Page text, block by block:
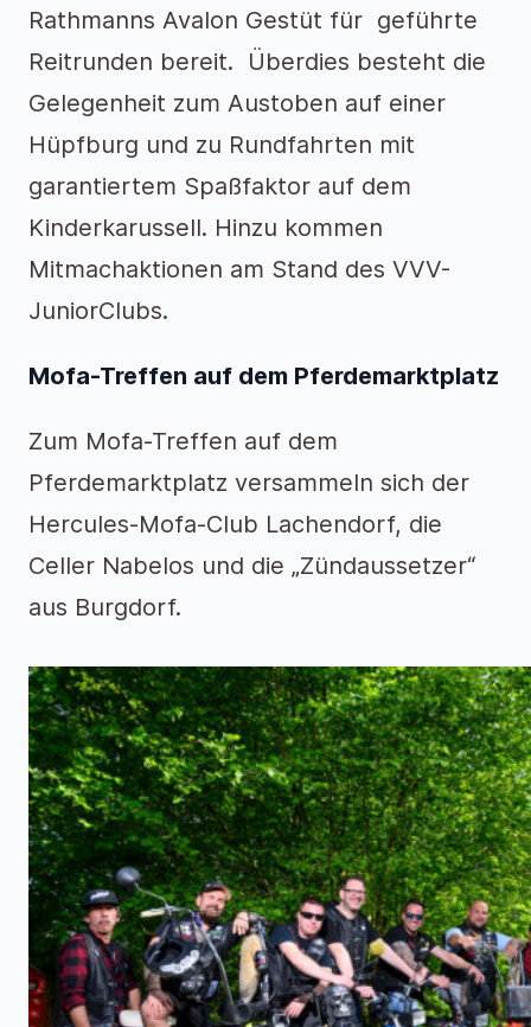
Rathmanns Avalon Gestüt für geführte
Reitrunden bereit. Überdies besteht die
Gelegenheit zum Austoben auf einer
Hüpfburg und zu Rundfahrten mit
garantiertem Spaßfaktor auf dem
Kinderkarussell. Hinzu kommen
Mitmachaktionen am Stand des VVV-
JuniorClubs.
Mofa-Treffen auf dem Pferdemarktplatz
Zum Mofa-Treffen auf dem
Pferdemarktplatz versammeln sich der
Hercules-Mofa-Club Lachendorf, die
Celler Nabelos und die „Zündaussetzer“
aus Burgdorf.